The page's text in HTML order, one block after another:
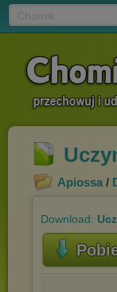
Apiossa /
Download: